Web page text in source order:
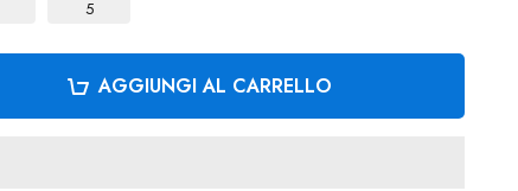
5
AGGIUNGI AL CARRELLO